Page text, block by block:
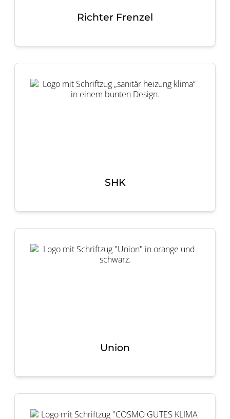
Richter Frenzel
SHK
Union